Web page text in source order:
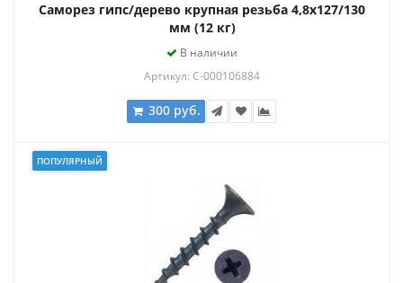
Саморез гипс/дерево крупная резьба 4,8х127/130
мм (12 кг)
В наличии
Артикул: С-000106884
300 руб.
ПОПУЛЯРНЫЙ